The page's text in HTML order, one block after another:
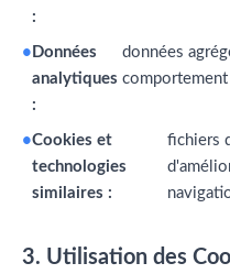
:
Données
analytiques
:
données
Cookies et
technologies
similaires :
fichiers
3. Utilisation des